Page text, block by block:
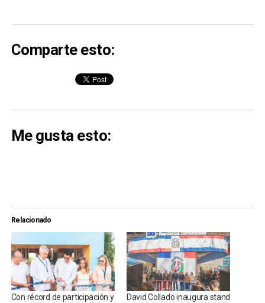
Comparte esto:
Me gusta esto:
Relacionado
Con récord de participación y
David Collado inaugura stand